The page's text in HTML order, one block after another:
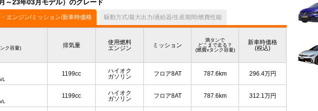
～23年03月モデル）のグレード
エンジン/ミッション/新車時価格 駆動方式/最大出力/過給器/生産期間/燃費性能
ク容量) 排気量
使用燃料
エンジン
ミッション
満タンで
どこまで走る？
(燃費xタンク容量)
新車時価格
(税込)
L
1199cc
ハイオク
ガソリン
フロア8AT 787.6km 296.4万円
L
1199cc
ハイオク
ガソリン
フロア8AT 787.6km 312.1万円